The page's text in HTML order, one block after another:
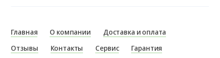
Главная О компании
Доставка и оплата
Отзывы
Контакты Сервис
Гарантия